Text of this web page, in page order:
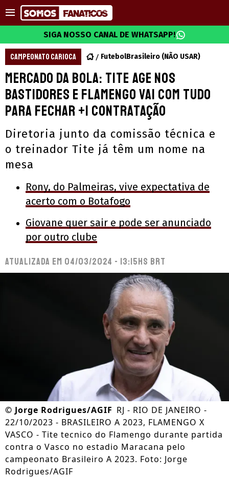
SIGA NOSSO CANAL DE WHATSAPP!
CAMPEONATO CARIOCA FutebolBrasileiro (NÃO USAR)
Mercado da bola: Tite age nos
bastidores e Flamengo vai com tudo
para fechar +1 contratação
Diretoria junto da comissão técnica e
o treinador Tite já têm um nome na
mesa
Rony, do Palmeiras, vive expectativa de
acerto com o Botafogo
Giovane quer sair e pode ser anunciado
por outro clube
Atualizada em 04/03/2024 - 13:15hs BRT
© Jorge Rodrigues/AGIF RJ - RIO DE JANEIRO -
22/10/2023 - BRASILEIRO A 2023, FLAMENGO X
VASCO - Tite tecnico do Flamengo durante partida
contra o Vasco no estadio Maracana pelo
campeonato Brasileiro A 2023. Foto: Jorge
Rodrigues/AGIF